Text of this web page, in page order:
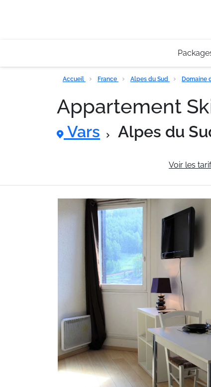
Accueil France Alpes du Sud Domaine
Appartement
Vars Alpes du
Voir les